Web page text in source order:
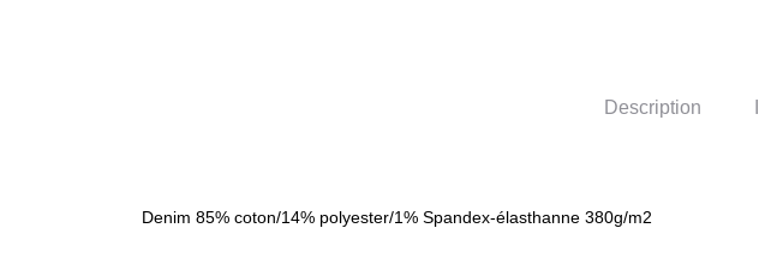
Description
Denim 85% coton/14% polyester/1% Spandex-élasthanne 380g/m2